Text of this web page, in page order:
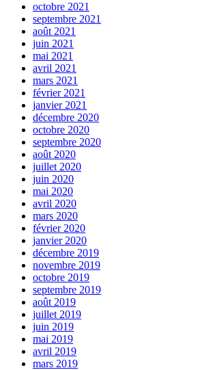
octobre 2021
septembre 2021
août 2021
juin 2021
mai 2021
avril 2021
mars 2021
février 2021
janvier 2021
décembre 2020
octobre 2020
septembre 2020
août 2020
juillet 2020
juin 2020
mai 2020
avril 2020
mars 2020
février 2020
janvier 2020
décembre 2019
novembre 2019
octobre 2019
septembre 2019
août 2019
juillet 2019
juin 2019
mai 2019
avril 2019
mars 2019